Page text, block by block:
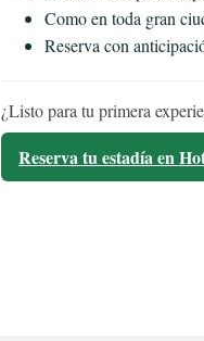
Como en toda gran
Reserva con
¿Listo para tu primera
Reserva tu estadía en